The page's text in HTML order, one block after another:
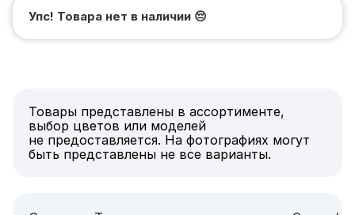
Упс! Товара нет в наличии 😔
Товары представлены в ассортименте,
выбор цветов или моделей
не предоставляется. На фотографиях могут
быть представлены не все варианты.